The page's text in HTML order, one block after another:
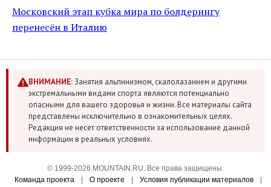
Московский этап кубка мира по болдерингу
перенесён в Италию
ВНИМАНИЕ:Занятия альпинизмом, скалолазанием и другими
экстремальными видами спорта являются потенциально
опасными для вашего здоровья и жизни. Все материалы сайта
представлены исключительно в ознакомительных целях.
Редакция не несет ответственности за использование данной
информации в реальных условиях.
© 1999-2026 MOUNTAIN.RU. Все права защищены.
Команда проекта
О проекте Условия публикации материалов